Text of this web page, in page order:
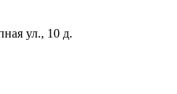
ул., 10 д.